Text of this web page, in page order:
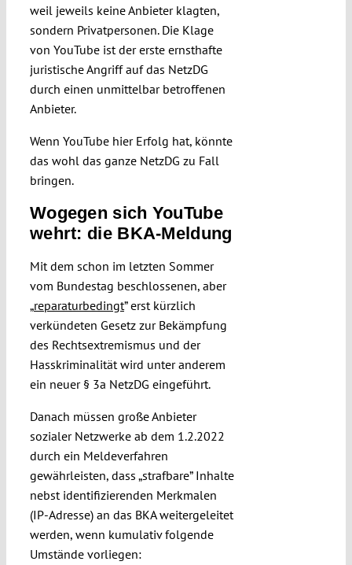
weil jeweils keine Anbieter klagten,
sondern Privatpersonen. Die Klage
von YouTube ist der erste ernsthafte
juristische Angriff auf das NetzDG
durch einen unmittelbar betroffenen
Anbieter.
Wenn YouTube hier Erfolg hat, könnte
das wohl das ganze NetzDG zu Fall
bringen.
Wogegen sich YouTube
wehrt: die BKA-Meldung
Mit dem schon im letzten Sommer
vom Bundestag beschlossenen, aber
„reparaturbedingt” erst kürzlich
verkündeten Gesetz zur Bekämpfung
des Rechtsextremismus und der
Hasskriminalität wird unter anderem
ein neuer § 3a NetzDG eingeführt.
Danach müssen große Anbieter
sozialer Netzwerke ab dem 1.2.2022
durch ein Meldeverfahren
gewährleisten, dass „strafbare” Inhalte
nebst identifizierenden Merkmalen
(IP-Adresse) an das BKA weitergeleitet
werden, wenn kumulativ folgende
Umstände vorliegen: